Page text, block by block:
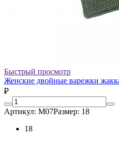
Быстрый просмотр
Женские двойные варежки
₽
Артикул: М07Размер: 18
18